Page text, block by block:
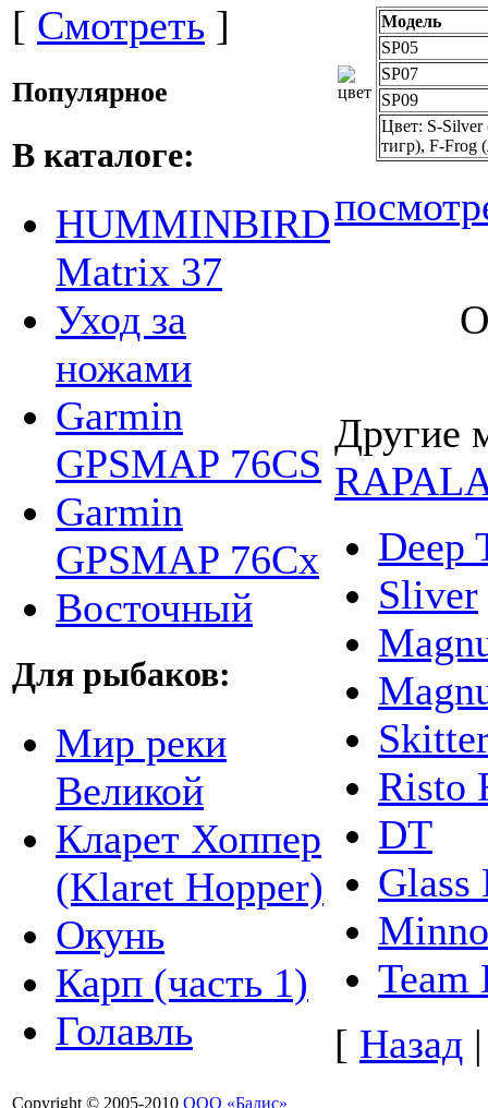
[ Смотреть ]
Популярное
В каталоге:
HUMMINBIRD
Matrix 37
Уход за
ножами
Garmin
GPSMAP 76CS
Garmin
GPSMAP 76Cx
Восточный
Для рыбаков:
Мир реки
Великой
Кларет Хоппер
(Klaret Hopper)
Окунь
Карп (часть 1)
Голавль
Модель
SP05
SP07
SP09
Цвет: S-
тигр), F-Frog
Другие
Deep
Sliver
Risto
DT
Glass
Team
[ Назад
Copyright © 2005-2010 ООО «Бадис»